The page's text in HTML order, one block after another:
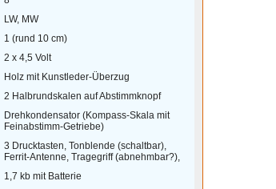
LW, MW
1 (rund 10 cm)
2 x 4,5 Volt
Holz mit Kunstleder-Überzug
2 Halbrundskalen auf Abstimmknopf
Drehkondensator (Kompass-Skala mit
Feinabstimm-Getriebe)
3 Drucktasten, Tonblende (schaltbar),
Ferrit-Antenne, Tragegriff (abnehmbar?),
1,7 kb mit Batterie